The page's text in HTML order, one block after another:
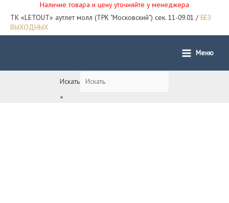
Наличие товара и цену уточняйте у менеджера
ТК «LETOUT» аутлет молл (ТРК "Московский") сек. 11-09.01 / БЕЗ
ВЫХОДНЫХ
Main
Меню
Искать
×